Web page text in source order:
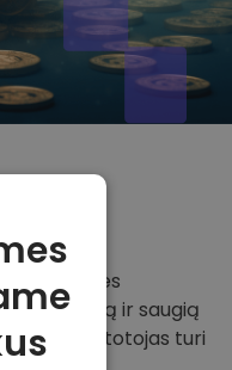
, mes
specialią ir saugią
vartotojas turi